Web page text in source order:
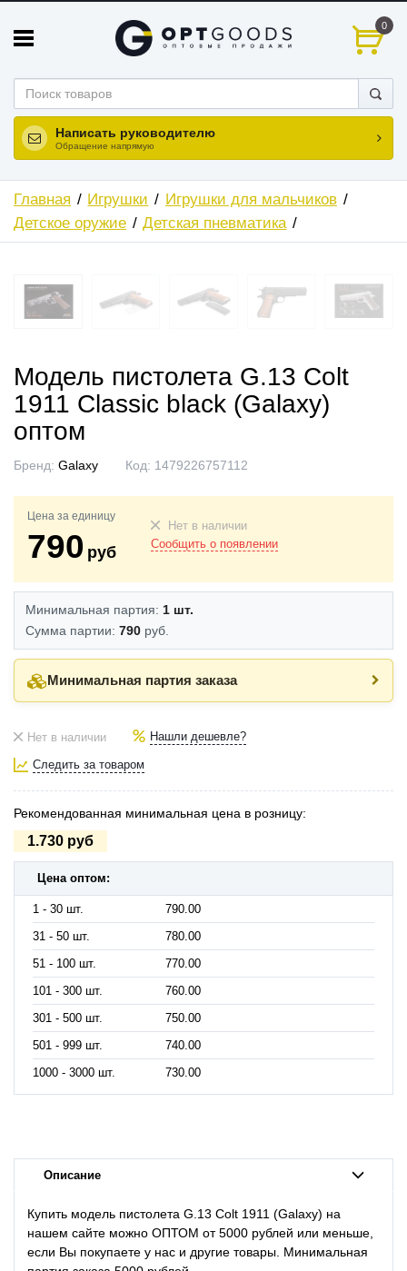
0
Написать руководителю
Обращение напрямую
Главная Игрушки
Игрушки для мальчиков
Детское оружие
Детская пневматика
Модель пистолета G.13 Colt
1911 Classic black (Galaxy)
оптом
Бренд: Galaxy Код: 1479226757112
Цена за единицу
790 руб
Нет в наличии
Сообщить о появлении
Минимальная партия: 1 шт.
Сумма партии: 790 руб.
Минимальная партия заказа
Нет в наличии Нашли дешевле?
Следить за товаром
Рекомендованная минимальная цена в розницу:
1.730 руб
Цена оптом:
1 - 30 шт.
790.00
31 - 50 шт.
780.00
51 - 100 шт.
770.00
101 - 300 шт.
760.00
301 - 500 шт.
750.00
501 - 999 шт.
740.00
1000 - 3000 шт.
730.00
Описание
Купить модель пистолета G.13 Colt 1911 (Galaxy) на
нашем сайте можно ОПТОМ от 5000 рублей или меньше,
если Вы покупаете у нас и другие товары. Минимальная